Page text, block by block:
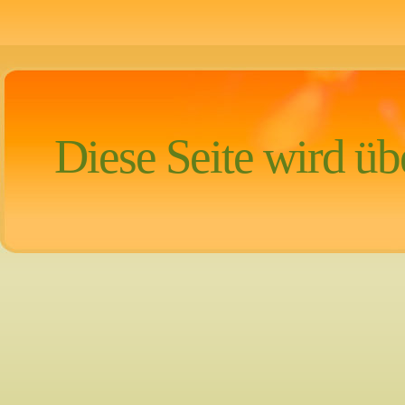
Diese Seite wird